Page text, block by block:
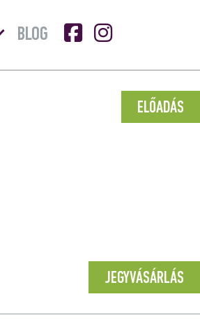
Menü
lenyitása
BLOG
ELŐADÁS
JEGYVÁSÁRLÁS